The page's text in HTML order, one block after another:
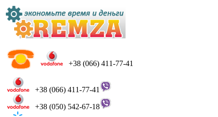
+38 (066) 411-77-41
+38 (066) 411-77-41
+38 (050) 542-67-18